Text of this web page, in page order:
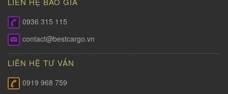
0936 315 115
contact@bestcargo.vn
LIÊN HỆ TƯ VẤN
0919 968 759